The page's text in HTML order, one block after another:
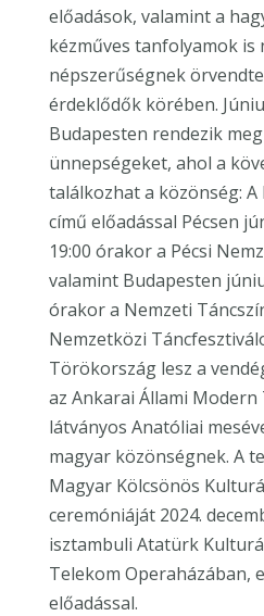
előadások, valamint a
kézműves tanfolyamok is
népszerűségnek
érdeklődők körében.
Budapesten rendezik meg
ünnepségeket, ahol a
találkozhat a közönség: A
című előadással Pécsen
19:00 órakor a Pécsi
valamint Budapesten
órakor a Nemzeti
Nemzetközi
Törökország lesz a
az Ankarai Állami
látványos Anatóliai
magyar közönségnek. A
Magyar Kölcsönös
ceremóniáját 2024.
isztambuli Atatürk
Telekom Operaházában,
előadással.